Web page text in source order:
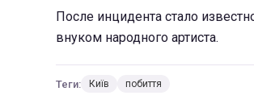
После инцидента стало
внуком народного артиста.
Теги: Київ побиття